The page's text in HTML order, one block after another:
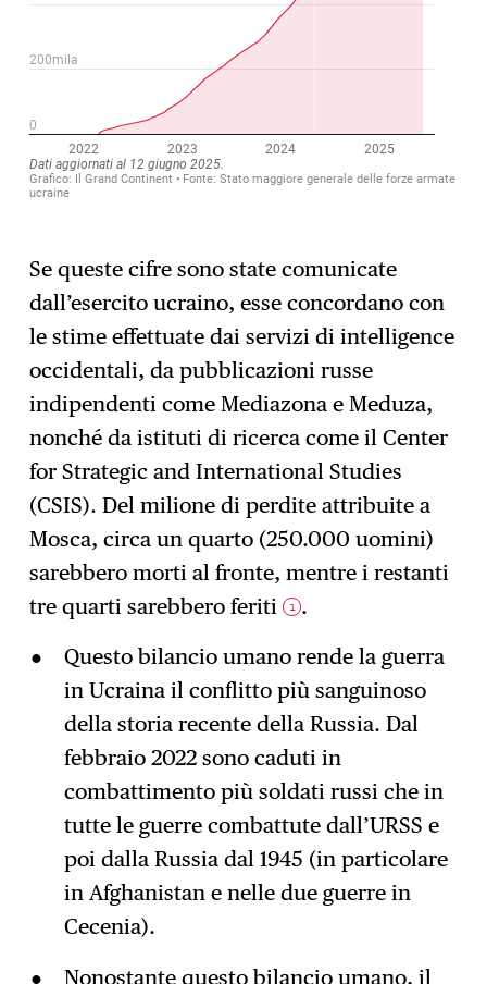
Se queste cifre sono state comunicate
dall’esercito ucraino, esse concordano con
le stime effettuate dai servizi di intelligence
occidentali, da pubblicazioni russe
indipendenti come Mediazona e Meduza,
nonché da istituti di ricerca come il Center
for Strategic and International Studies
(CSIS). Del milione di perdite attribuite a
Mosca, circa un quarto (250.000 uomini)
sarebbero morti al fronte, mentre i restanti
tre quarti sarebbero feriti 1 .
Questo bilancio umano rende la guerra
in Ucraina il conflitto più sanguinoso
della storia recente della Russia. Dal
febbraio 2022 sono caduti in
combattimento più soldati russi che in
tutte le guerre combattute dall’URSS e
poi dalla Russia dal 1945 (in particolare
in Afghanistan e nelle due guerre in
Cecenia).
Nonostante questo bilancio umano, il